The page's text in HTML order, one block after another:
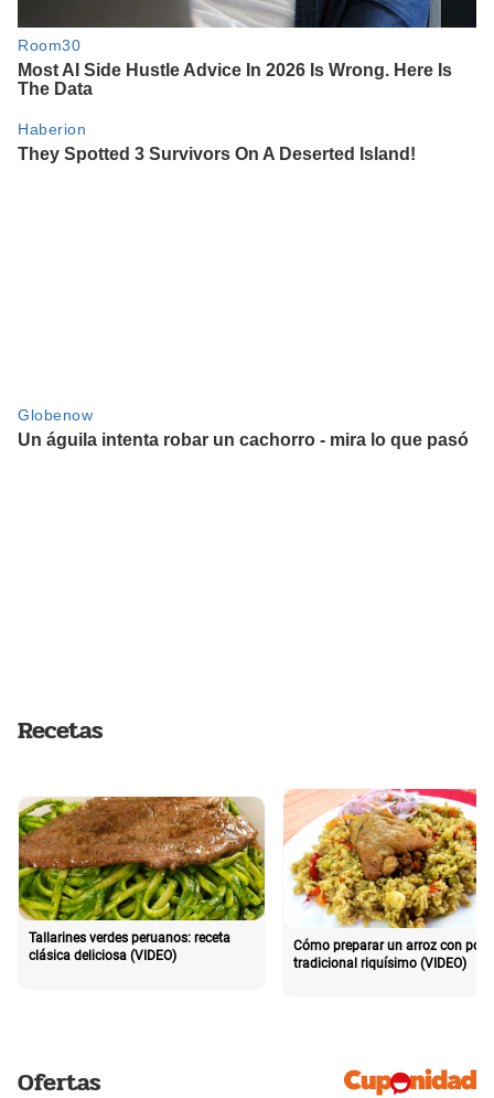
Recetas
Tallarines verdes peruanos: receta
clásica deliciosa (VIDEO)
Cómo preparar un arroz con pollo
tradicional riquísimo (VIDEO)
Ofertas